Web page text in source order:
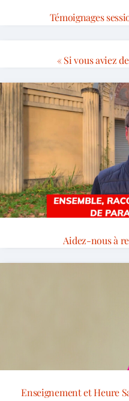
Témoignages
« Si vous aviez
Aidez-nous à
Enseignement et Heure